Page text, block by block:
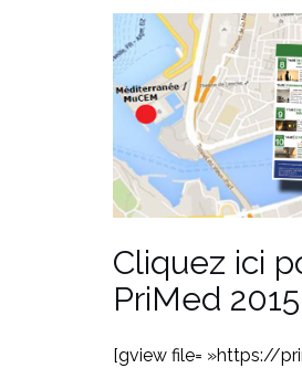
Cliquez ici
PriMed 2015
[gview file= »https://